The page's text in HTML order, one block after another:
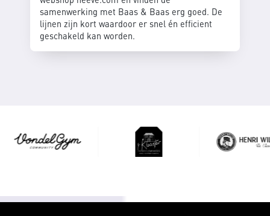
samenwerking met Baas & Baas erg goed. De
lijnen zijn kort waardoor er snel én efficient
geschakeld kan worden.